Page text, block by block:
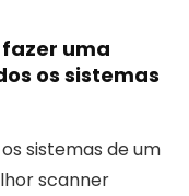
uma
os sistemas
sistemas de um
scanner